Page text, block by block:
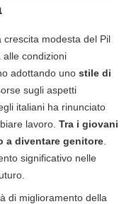
modesta del Pil
alle condizioni
adottando uno stile di
sugli aspetti
italiani ha rinunciato
lavoro. Tra i giovani
a diventare genitore
significativo nelle
di miglioramento della